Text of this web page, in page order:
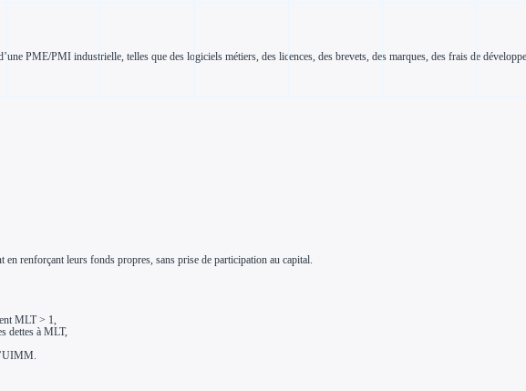
PME/PMI industrielle, telles que des logiciels métiers, des licences, des brevets, des marques, des frais de
renforçant leurs fonds propres, sans prise de participation au capital.
MLT > 1,
dettes à MLT,